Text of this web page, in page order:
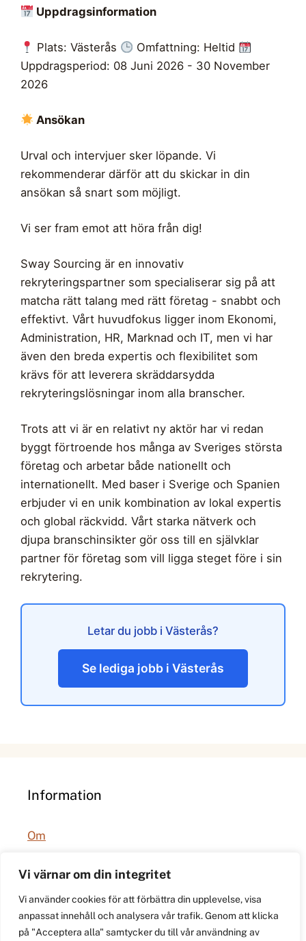
Vi värnar om din integritet
Vi använder cookies för att förbättra din upplevelse, visa
anpassat innehåll och analysera vår trafik. Genom att klicka
på "Acceptera alla" samtycker du till vår användning av
Uppdragsinformation
Plats: Västerås
Omfattning: Heltid
Uppdragsperiod: 08 Juni 2026 - 30 November
2026
Ansökan
Urval och intervjuer sker löpande. Vi
rekommenderar därför att du skickar in din
ansökan så snart som möjligt.
Vi ser fram emot att höra från dig!
Sway Sourcing är en innovativ
rekryteringspartner som specialiserar sig på att
matcha rätt talang med rätt företag - snabbt och
effektivt. Vårt huvudfokus ligger inom Ekonomi,
Administration, HR, Marknad och IT, men vi har
även den breda expertis och flexibilitet som
krävs för att leverera skräddarsydda
rekryteringslösningar inom alla branscher.
Trots att vi är en relativt ny aktör har vi redan
byggt förtroende hos många av Sveriges största
företag och arbetar både nationellt och
internationellt. Med baser i Sverige och Spanien
erbjuder vi en unik kombination av lokal expertis
och global räckvidd. Vårt starka nätverk och
djupa branschinsikter gör oss till en självklar
partner för företag som vill ligga steget före i sin
rekrytering.
Letar du jobb i Västerås?
Se lediga jobb i Västerås
Information
Om